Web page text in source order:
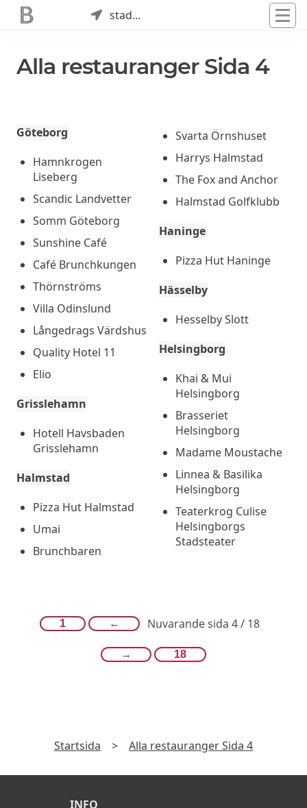
stad...
Alla restauranger Sida 4
Göteborg
Hamnkrogen
Liseberg
Scandic Landvetter
Somm Göteborg
Sunshine Café
Café Brunchkungen
Thörnströms
Villa Odinslund
Långedrags Värdshus
Quality Hotel 11
Elio
Grisslehamn
Hotell Havsbaden
Grisslehamn
Halmstad
Pizza Hut Halmstad
Umai
Brunchbaren
Svarta Örnshuset
Harrys Halmstad
The Fox and Anchor
Halmstad Golfklubb
Haninge
Pizza Hut Haninge
Hässelby
Hesselby Slott
Helsingborg
Khai & Mui
Helsingborg
Brasseriet
Helsingborg
Madame Moustache
Linnea & Basilika
Helsingborg
Teaterkrog Culise
Helsingborgs
Stadsteater
1 ← Nuvarande sida 4 / 18
→ 18
Startsida > Alla restauranger Sida 4
INFO